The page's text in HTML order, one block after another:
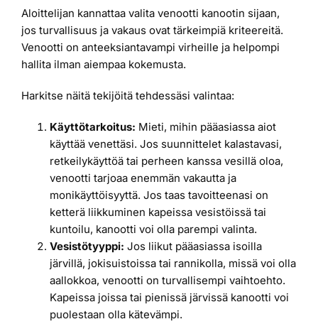
Aloittelijan kannattaa valita venootti kanootin sijaan,
jos turvallisuus ja vakaus ovat tärkeimpiä kriteereitä.
Venootti on anteeksiantavampi virheille ja helpompi
hallita ilman aiempaa kokemusta.
Harkitse näitä tekijöitä tehdessäsi valintaa:
Käyttötarkoitus: Mieti, mihin pääasiassa aiot
käyttää venettäsi. Jos suunnittelet kalastavasi,
retkeilykäyttöä tai perheen kanssa vesillä oloa,
venootti tarjoaa enemmän vakautta ja
monikäyttöisyyttä. Jos taas tavoitteenasi on
ketterä liikkuminen kapeissa vesistöissä tai
kuntoilu, kanootti voi olla parempi valinta.
Vesistötyyppi: Jos liikut pääasiassa isoilla
järvillä, jokisuistoissa tai rannikolla, missä voi olla
aallokkoa, venootti on turvallisempi vaihtoehto.
Kapeissa joissa tai pienissä järvissä kanootti voi
puolestaan olla kätevämpi.